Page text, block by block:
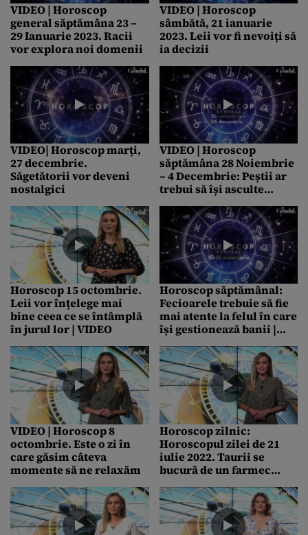
VIDEO | Horoscop
general săptămâna 23 –
29 Ianuarie 2023. Racii
vor explora noi domenii
VIDEO | Horoscop
sâmbătă, 21 ianuarie
2023. Leii vor fi nevoiți să
ia decizii
VIDEO| Horoscop marți,
27 decembrie.
Săgetătorii vor deveni
nostalgici
VIDEO | Horoscop
săptămâna 28 Noiembrie
– 4 Decembrie: Peștii ar
trebui să își asculte
Horoscop 15 octombrie.
Leii vor înțelege mai
bine ceea ce se întâmplă
în jurul lor | VIDEO
Horoscop săptămânal:
Fecioarele trebuie să fie
mai atente la felul în care
își gestionează banii |
VIDEO | Horoscop 8
octombrie. Este o zi în
care găsim câteva
momente să ne relaxăm
Horoscop zilnic:
Horoscopul zilei de 21
iulie 2022. Taurii se
bucură de un farmec